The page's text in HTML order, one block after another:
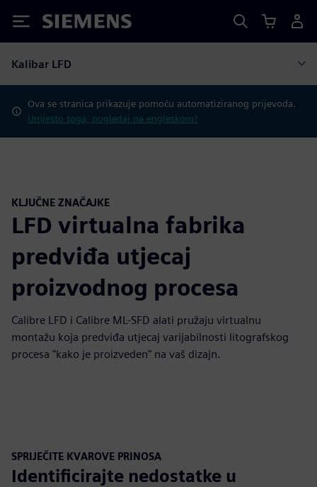
Siemens
Kalibar LFD
Ova se stranica prikazuje pomoću automatiziranog prijevoda.
Umjesto toga, pogledaj na engleskom?
KLJUČNE ZNAČAJKE
LFD virtualna fabrika
predviđa utjecaj
proizvodnog procesa
Calibre LFD i Calibre ML-SFD alati pružaju virtualnu
montažu koja predviđa utjecaj varijabilnosti litografskog
procesa "kako je proizveden" na vaš dizajn.
SPRIJEČITE KVAROVE PRINOSA
Identificirajte nedostatke u